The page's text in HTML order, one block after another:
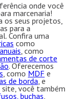
onde você
marcenaria!
os seus projetos,
para a
Confira uma
como
, como
de corte
. Oferecemos
, como MDF e
de borda, e
site, você também
buchas,